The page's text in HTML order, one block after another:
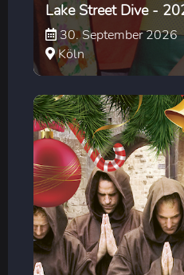
Lake Street Dive -
30. September 2026
Köln